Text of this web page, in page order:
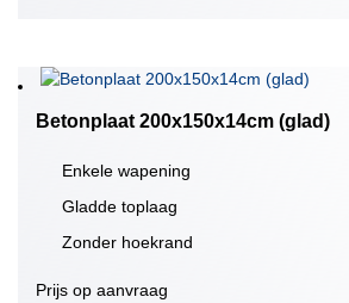
Betonplaat 200x150x14cm (glad)
Enkele wapening
Gladde toplaag
Zonder hoekrand
Prijs op aanvraag